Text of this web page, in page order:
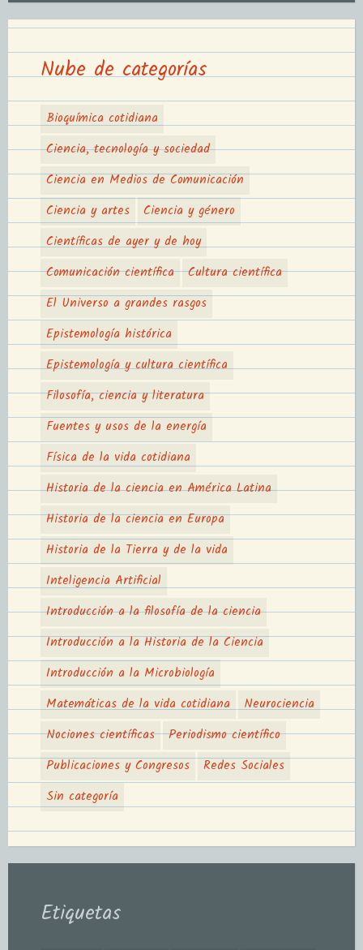
Nube de categorías
Bioquímica cotidiana
Ciencia, tecnología y sociedad
Ciencia en Medios de Comunicación
Ciencia y artes
Ciencia y género
Científicas de ayer y de hoy
Comunicación científica
Cultura científica
El Universo a grandes rasgos
Epistemología histórica
Epistemología y cultura científica
Filosofía, ciencia y literatura
Fuentes y usos de la energía
Física de la vida cotidiana
Historia de la ciencia en América Latina
Historia de la ciencia en Europa
Historia de la Tierra y de la vida
Inteligencia Artificial
Introducción a la filosofía de la ciencia
Introducción a la Historia de la Ciencia
Introducción a la Microbiología
Matemáticas de la vida cotidiana
Neurociencia
Nociones científicas
Periodismo científico
Publicaciones y Congresos
Redes Sociales
Sin categoría
Etiquetas